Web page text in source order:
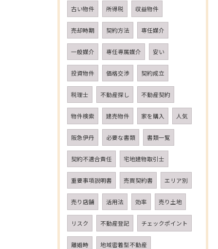
古い物件 所得税 収益物件
売却時期 契約方法 専任媒介
一般媒介 専任専属媒介 安い
投資物件 価格交渉 契約成立
税理士 不動産探し 不動産契約
物件検索 建売物件 家を購入 人気
阪急伊丹 必要な書類 書類一覧
契約不適合責任 宅地建物取引士
重要事項説明書 売買契約書 エリア別
売り店舗 活用法 効率 売り土地
リスク 不動産登記 チェックポイント
離婚時 地域密着型不動産